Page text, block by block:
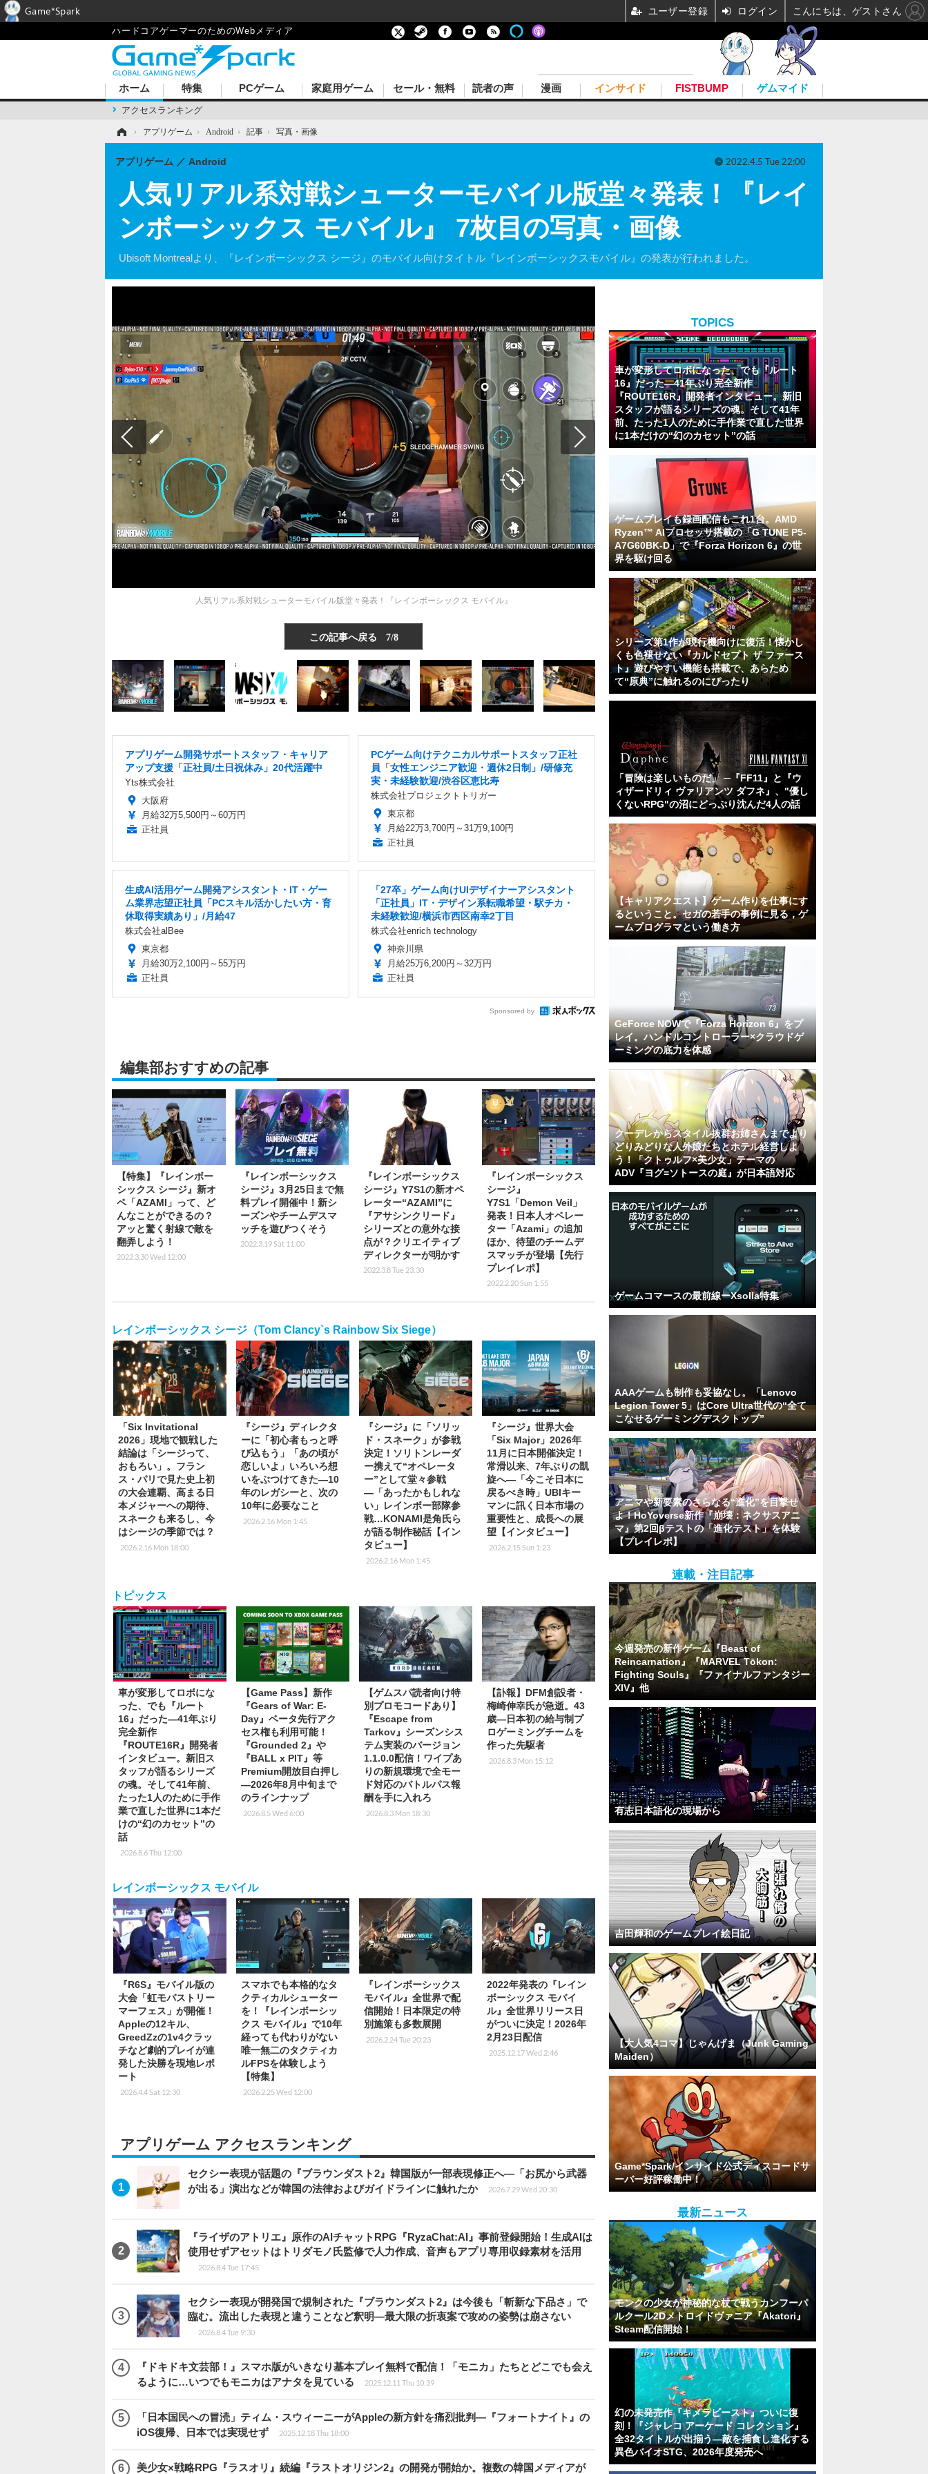
ハードコアゲーマーのためのWebメディア
ホーム
アクセスランキング
特集 PCゲーム 家庭用ゲーム セール・無料 読者の声 漫画 インサイド FISTBUMP ゲムマイド
› アプリゲーム › Android › 記事 › 写真・画像
人気リアル系対戦シューターモバイル版堂々発表！『レイ
ンボーシックス モバイル』 7枚目の写真・画像
Ubisoft Montrealより、『レインボーシックス シージ』のモバイル向けタイトル『レインボーシックスモバイル』の発表が行われました。
アプリゲーム Android 2022.4.5 Tue 22:00
人気リアル系対戦シューターモバイル版堂々発表！『レインボーシックス モバイル』
この記事へ戻る 7/8
アプリゲーム開発サポートスタッフ・キャリア
アップ支援「正社員/土日祝休み」20代活躍中
Yts株式会社
大阪府
月給32万5,500円～60万円
正社員
PCゲーム向けテクニカルサポートスタッフ正社
員「女性エンジニア歓迎・週休2日制」/研修充
実・未経験歓迎/渋谷区恵比寿
株式会社プロジェクトトリガー
東京都
月給22万3,700円～31万9,100円
正社員
生成AI活用ゲーム開発アシスタント・IT・ゲー
ム業界志望正社員「PCスキル活かしたい方・育
休取得実績あり」/月給47
株式会社alBee
東京都
月給30万2,100円～55万円
正社員
「27卒」ゲーム向けUIデザイナーアシスタント
「正社員」IT・デザイン系転職希望・駅チカ・
未経験歓迎/横浜市西区南幸2丁目
株式会社enrich technology
神奈川県
月給25万6,200円～32万円
正社員
Sponsored by
編集部おすすめの記事
【特集】『レインボー
シックス シージ』新オ
ペ「AZAMI」って、ど
んなことができるの？
アッと驚く射線で敵を
翻弄しよう！
2022.3.30 Wed 12:00
『レインボーシックス
シージ』3月25日まで無
料プレイ開催中！新シ
ーズンやチームデスマ
ッチを遊びつくそう
2022.3.19 Sat 11:00
『レインボーシックス
シージ』Y7S1の新オペ
レーター“AZAMI”に
『アサシンクリード』
シリーズとの意外な接
点が？クリエイティブ
ディレクターが明かす
2022.3.8 Tue 23:30
『レインボーシックス
シージ』
Y7S1「Demon Veil」
発表！日本人オペレー
ター「Azami」の追加
ほか、待望のチームデ
スマッチが登場【先行
プレイレポ】
2022.2.20 Sun 1:55
レインボーシックス シージ（Tom Clancy`s Rainbow Six Siege）
「Six Invitational
2026」現地で観戦した
結論は「シージって、
おもろい」。フラン
ス・パリで見た史上初
の大会連覇、高まる日
本メジャーへの期待、
スネークも来るし、今
はシージの季節では？
2026.2.16 Mon 18:00
『シージ』ディレクタ
ーに「初心者もっと呼
び込もう」「あの頃が
恋しいよ」いろいろ想
いをぶつけてきた―10
年のレガシーと、次の
10年に必要なこと
2026.2.16 Mon 1:45
『シージ』に「ソリッ
ド・スネーク」が参戦
決定！ソリトンレーダ
ー携えて“オペレータ
ー”として堂々参戦
―「あったかもしれな
い」レインボー部隊参
戦…KONAMI是角氏ら
が語る制作秘話【イン
タビュー】
2026.2.16 Mon 1:45
『シージ』世界大会
「Six Major」2026年
11月に日本開催決定！
常滑以来、7年ぶりの凱
旋へ―「今こそ日本に
戻るべき時」UBIキー
マンに訊く日本市場の
重要性と、成長への展
望【インタビュー】
2026.2.15 Sun 1:23
トピックス
車が変形してロボにな
った、でも『ルート
16』だった―41年ぶり
完全新作
『ROUTE16R』開発者
インタビュー。新旧ス
タッフが語るシリーズ
の魂。そして41年前、
たった1人のために手作
業で直した世界に1本だ
けの“幻のカセット”の
話
2026.8.6 Thu 12:00
【Game Pass】新作
『Gears of War: E-
Day』ベータ先行アク
セス権も利用可能！
『Grounded 2』や
『BALL x PIT』等
Premium開放目白押し
―2026年8月中旬まで
のラインナップ
2026.8.5 Wed 6:00
【ゲムスパ読者向け特
別プロモコードあり】
『Escape from
Tarkov』シーズンシス
テム実装のバージョン
1.1.0.0配信！ワイプあ
りの新規環境で全モー
ド対応のバトルパス報
酬を手に入れろ
2026.8.3 Mon 18:30
【訃報】DFM創設者・
梅崎伸幸氏が急逝。43
歳―日本初の給与制プ
ロゲーミングチームを
作った先駆者
2026.8.3 Mon 15:12
レインボーシックス モバイル
『R6S』モバイル版の
大会「虹モバストリー
マーフェス」が開催！
Appleの12キル、
GreedZzの1v4クラッ
チなど劇的プレイが連
発した決勝を現地レポ
ート
2026.4.4 Sat 12:30
スマホでも本格的なタ
クティカルシューター
を！『レインボーシッ
クス モバイル』で10年
経っても代わりがない
唯一無二のタクティカ
ルFPSを体験しよう
【特集】
2026.2.25 Wed 12:00
『レインボーシックス
モバイル』全世界で配
信開始！日本限定の特
別施策も多数展開
2026.2.24 Tue 20:23
2022年発表の『レイン
ボーシックス モバイ
ル』全世界リリース日
がついに決定！2026年
2月23日配信
2025.12.17 Wed 2:46
アプリゲーム アクセスランキング
セクシー表現が話題の『ブラウンダスト2』韓国版が一部表現修正へ―「お尻から武器
が出る」演出などが韓国の法律およびガイドラインに触れたか
2026.7.29 Wed 20:30
『ライザのアトリエ』原作のAIチャットRPG『RyzaChat:AI』事前登録開始！生成AIは
使用せずアセットはトリダモノ氏監修で人力作成、音声もアプリ専用収録素材を活用
2026.8.4 Tue 17:45
セクシー表現が開発国で規制された『ブラウンダスト2』は今後も「斬新な下品さ」で
臨む。流出した表現と違うことなど釈明―最大限の折衷案で攻めの姿勢は崩さない
2026.8.4 Tue 9:30
『ドキドキ文芸部！』スマホ版がいきなり基本プレイ無料で配信！「モニカ」たちとどこでも会え
るように…いつでもモニカはアナタを見ている
2025.12.11 Thu 10:39
「日本国民への冒涜」ティム・スウィーニーがAppleの新方針を痛烈批判―『フォートナイト』の
iOS復帰、日本では実現せず
2025.12.18 Thu 18:00
美少女×戦略RPG『ラスオリ』続編『ラストオリジン2』の開発が開始か。複数の韓国メディアが
TOPICS
車が変形してロボになった、でも『ルート
16』だった―41年ぶり完全新作
『ROUTE16R』開発者インタビュー。新旧
スタッフが語るシリーズの魂。そして41年
前、たった1人のために手作業で直した世界
に1本だけの“幻のカセット”の話
ゲームプレイも録画配信もこれ1台。AMD
Ryzen™ AIプロセッサ搭載の「G TUNE P5-
A7G60BK-D」で『Forza Horizon 6』の世
界を駆け回る
シリーズ第1作が現行機向けに復活！懐かし
くも色褪せない『カルドセプト ザ ファース
ト』遊びやすい機能も搭載で、あらため
て“原典”に触れるのにぴったり
「冒険は楽しいものだ」 ─『FF11』と『ウ
ィザードリィ ヴァリアンツ ダフネ』、"優し
くないRPG"の沼にどっぷり沈んだ4人の話
【キャリアクエスト】ゲーム作りを仕事にす
るということ。セガの若手の事例に見る，ゲ
ームプログラマという働き方
GeForce NOWで『Forza Horizon 6』をプ
レイ。ハンドルコントローラー×クラウドゲ
ーミングの底力を体感
クーデレからスタイル抜群お姉さんまでより
どりみどりな人外娘たちとホテル経営しよ
う！「クトゥルフ×美少女」テーマの
ADV『ヨグ=ソトースの庭』が日本語対応
ゲームコマースの最前線ーXsolla特集
AAAゲームも制作も妥協なし。「Lenovo
Legion Tower 5」はCore Ultra世代の“全て
こなせるゲーミングデスクトップ”
アニマや新要素のさらなる“進化”を目撃せ
よ！HoYoverse新作『崩壊：ネクサスアニ
マ』第2回βテストの「進化テスト」を体験
【プレイレポ】
連載・注目記事
今週発売の新作ゲーム『Beast of
Reincarnation』『MARVEL Tōkon:
Fighting Souls』『ファイナルファンタジー
XIV』他
有志日本語化の現場から
吉田輝和のゲームプレイ絵日記
【大人気4コマ】じゃんげま（Junk Gaming
Maiden）
Game*Spark/インサイド公式ディスコードサ
ーバー好評稼働中！
最新ニュース
モンクの少女が神秘的な杖で戦うカンフーパ
ルクール2Dメトロイドヴァニア『Akatori』
Steam配信開始！
幻の未発売作『キメラビースト』ついに復
刻！『ジャレコ アーケード コレクション』
全32タイトルが出揃う―敵を捕食し進化する
異色バイオSTG、2026年度発売へ
Game*Spark ユーザー登録 ログイン こんにちは、ゲストさん